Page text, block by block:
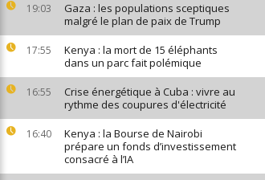
19:03
Gaza : les populations sceptiques
malgré le plan de paix de Trump
17:55
Kenya : la mort de 15 éléphants
dans un parc fait polémique
16:55
Crise énergétique à Cuba : vivre au
rythme des coupures d'électricité
16:40
Kenya : la Bourse de Nairobi
prépare un fonds d’investissement
consacré à l’IA